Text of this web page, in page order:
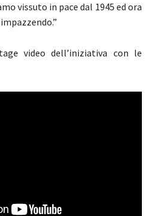
vissuto in pace dal 1945 ed ora
video dell’iniziativa con le